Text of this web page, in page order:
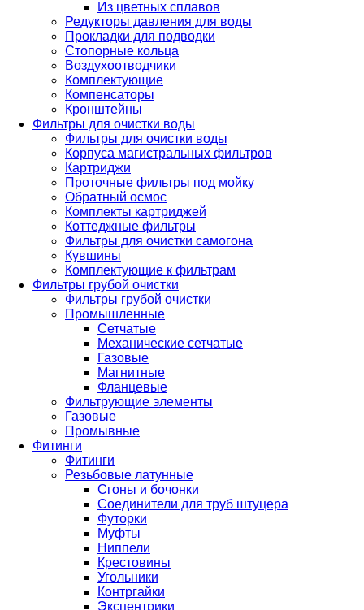
Из цветных сплавов
Редукторы давления для воды
Прокладки для подводки
Стопорные кольца
Воздухоотводчики
Комплектующие
Компенсаторы
Кронштейны
Фильтры для очистки воды
Фильтры для очистки воды
Корпуса магистральных фильтров
Картриджи
Проточные фильтры под мойку
Обратный осмос
Комплекты картриджей
Коттеджные фильтры
Фильтры для очистки самогона
Кувшины
Комплектующие к фильтрам
Фильтры грубой очистки
Фильтры грубой очистки
Промышленные
Сетчатые
Механические сетчатые
Газовые
Магнитные
Фланцевые
Фильтрующие элементы
Газовые
Промывные
Фитинги
Фитинги
Резьбовые латунные
Сгоны и бочонки
Соединители для труб штуцера
Футорки
Муфты
Ниппели
Крестовины
Угольники
Контргайки
Эксцентрики